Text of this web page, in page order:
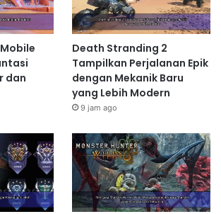
dan
Death Stranding 2
Tampilkan Perjalanan Epik
dengan Mekanik Baru
yang Lebih Modern
9 jam ago